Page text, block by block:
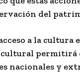
del
a la
nacionales y